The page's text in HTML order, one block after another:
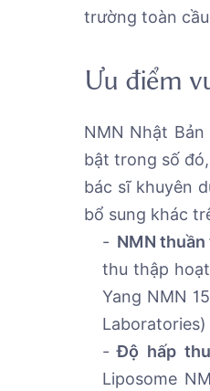
trường toàn
Ưu điểm
NMN Nhật
bật trong số
bác sĩ khuyên
bổ sung khác
NMN
thu thập
Yang NMN
Độ hấp
Liposome